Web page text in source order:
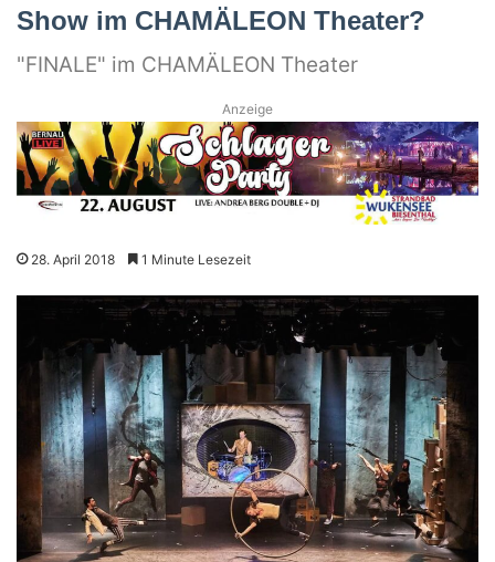
Show im CHAMÄLEON Theater?
"FINALE" im CHAMÄLEON Theater
Anzeige
28. April 2018 1 Minute Lesezeit